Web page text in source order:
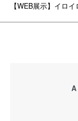
【WEB展示】イロ